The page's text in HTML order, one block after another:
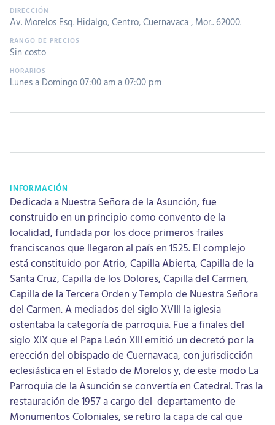
Av. Morelos Esq. Hidalgo, Centro, Cuernavaca , Mor.. 62000.
Sin costo
Lunes a Domingo 07:00 am a 07:00 pm
INFORMACIÓN
Dedicada a Nuestra Señora de la Asunción, fue
construido en un principio como convento de la
localidad, fundada por los doce primeros frailes
franciscanos que llegaron al país en 1525. El complejo
está constituido por Atrio, Capilla Abierta, Capilla de la
Santa Cruz, Capilla de los Dolores, Capilla del Carmen,
Capilla de la Tercera Orden y Templo de Nuestra Señora
del Carmen. A mediados del siglo XVIII la iglesia
ostentaba la categoría de parroquia. Fue a finales del
siglo XIX que el Papa León XIII emitió un decretó por la
erección del obispado de Cuernavaca, con jurisdicción
eclesiástica en el Estado de Morelos y, de este modo La
Parroquia de la Asunción se convertía en Catedral. Tras la
restauración de 1957 a cargo del departamento de
Monumentos Coloniales, se retiro la capa de cal que